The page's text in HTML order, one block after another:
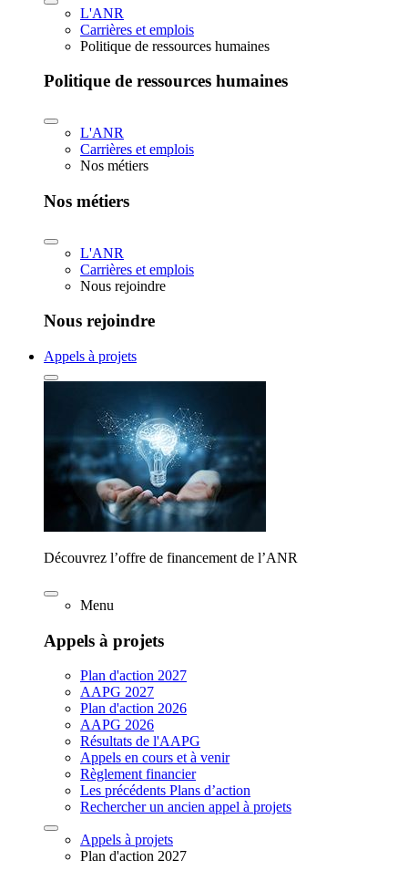
L'ANR
Carrières et emplois
Politique de ressources humaines
Politique de ressources humaines
L'ANR
Carrières et emplois
Nos métiers
Nos métiers
L'ANR
Carrières et emplois
Nous rejoindre
Nous rejoindre
Appels à projets
Découvrez l’offre de financement de l’ANR
Menu
Appels à projets
Plan d'action 2027
AAPG 2027
Plan d'action 2026
AAPG 2026
Résultats de l'AAPG
Appels en cours et à venir
Règlement financier
Les précédents Plans d’action
Rechercher un ancien appel à projets
Appels à projets
Plan d'action 2027